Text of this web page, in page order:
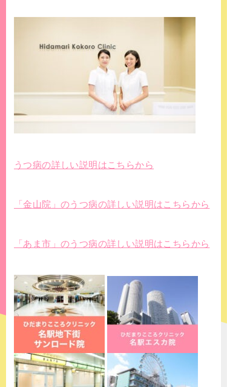
うつ病の詳しい説明はこちらから
「金山院」のうつ病の詳しい説明はこちらから
「あま市」のうつ病の詳しい説明はこちらから